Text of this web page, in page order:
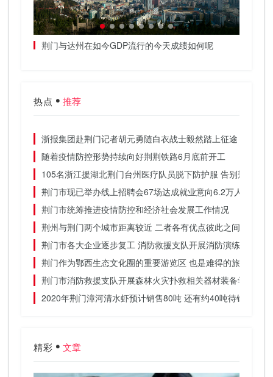
荆门与达州在如今GDP流行的今天成绩如何呢
热点 推荐
浙报集团赴荆门记者胡元勇随白衣战士毅然踏上征途
随着疫情防控形势持续向好荆荆铁路6月底前开工
105名浙江援湖北荆门台州医疗队员脱下防护服 告别荆门的
荆门市现已举办线上招聘会67场达成就业意向6.2万人
荆门市统筹推进疫情防控和经济社会发展工作情况
荆州与荆门两个城市距离较近 二者各有优点彼此之间差别不
荆门市各大企业逐步复工 消防救援支队开展消防演练
荆门作为鄂西生态文化圈的重要游览区 也是难得的旅游胜地
荆门市消防救援支队开展森林火灾扑救相关器材装备学习
2020年荆门漳河清水虾预计销售80吨 还有约40吨待销
精彩 文章